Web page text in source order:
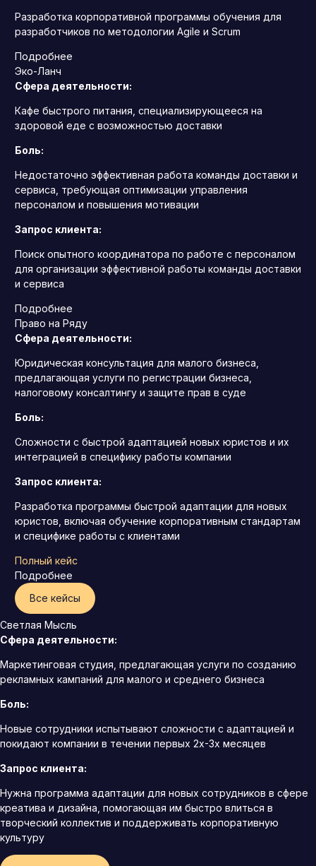
Разработка корпоративной программы обучения для
разработчиков по методологии Agile и Scrum
Подробнее
Эко-Ланч
Сфера деятельности:
Кафе быстрого питания, специализирующееся на
здоровой еде с возможностью доставки
Боль:
Недостаточно эффективная работа команды доставки и
сервиса, требующая оптимизации управления
персоналом и повышения мотивации
Запрос клиента:
Поиск опытного координатора по работе с персоналом
для организации эффективной работы команды доставки
и сервиса
Подробнее
Право на Ряду
Сфера деятельности:
Юридическая консультация для малого бизнеса,
предлагающая услуги по регистрации бизнеса,
налоговому консалтингу и защите прав в суде
Боль:
Сложности с быстрой адаптацией новых юристов и их
интеграцией в специфику работы компании
Запрос клиента:
Разработка программы быстрой адаптации для новых
юристов, включая обучение корпоративным стандартам
и специфике работы с клиентами
Полный кейс
Подробнее
Все кейсы
Светлая Мысль
Сфера деятельности:
Маркетинговая студия, предлагающая услуги по созданию
рекламных кампаний для малого и среднего бизнеса
Боль:
Новые сотрудники испытывают сложности с адаптацией и
покидают компании в течении первых 2х-3х месяцев
Запрос клиента:
Нужна программа адаптации для новых сотрудников в сфере
креатива и дизайна, помогающая им быстро влиться в
творческий коллектив и поддерживать корпоративную
культуру